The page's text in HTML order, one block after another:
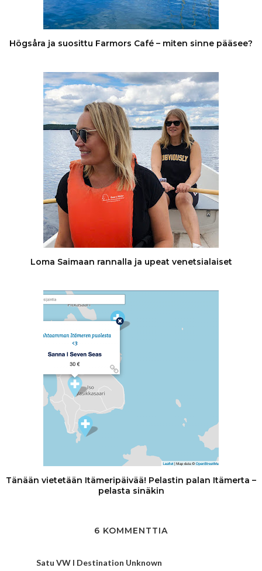
Högsåra ja suosittu Farmors Café – miten sinne pääsee?
Loma Saimaan rannalla ja upeat venetsialaiset
Tänään vietetään Itämeripäivää! Pelastin palan Itämerta –
pelasta sinäkin
6 KOMMENTTIA
Satu VW I Destination Unknown